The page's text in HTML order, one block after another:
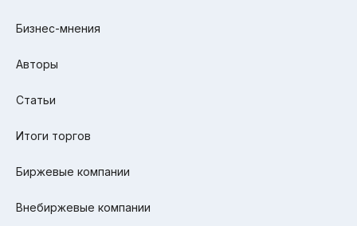
Бизнес-мнения
Авторы
Статьи
Итоги торгов
Биржевые компании
Внебиржевые компании